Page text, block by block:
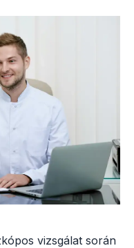
vizsgálat során